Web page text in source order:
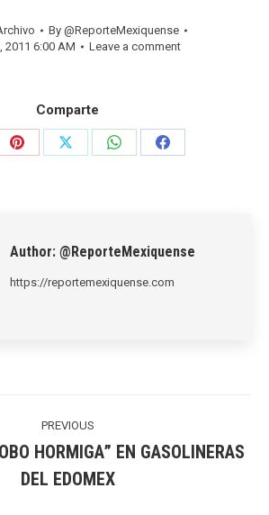
By @ReporteMexiquense
2011 6:00 AM
Leave a comment
Comparte
Share
Share
Share
Share
Author: @ReporteMexiquense
https://reportemexiquense.com
PREVIOUS
post:
HORMIGA” EN GASOLINERAS
DEL EDOMEX